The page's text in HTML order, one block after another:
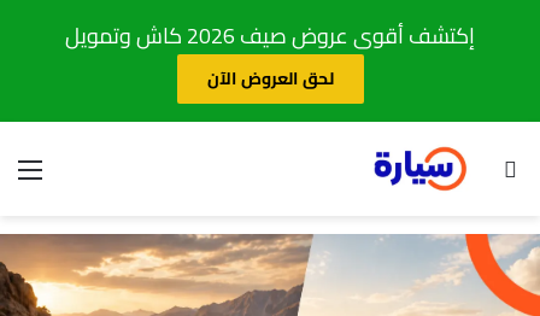
إكتشف أقوى عروض صيف 2026 كاش وتمويل
لحق العروض الآن
بحث عن